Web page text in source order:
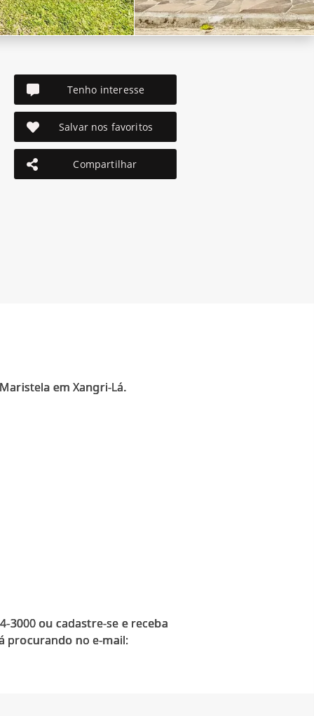
Tenho interesse
Salvar nos favoritos
Compartilhar
em Xangri-Lá.
3000 ou cadastre-se e receba
procurando no e-mail: